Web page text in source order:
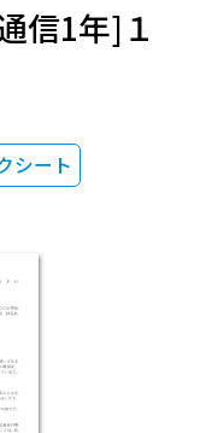
信1年]１
シート